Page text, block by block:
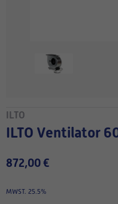
ILTO
ILTO Ventilator
872,00 €
MWST. 25.5%